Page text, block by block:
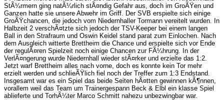
StÃ¼rmern ging natÃ¼rlich stÃ¤ndig Gefahr aus, doch im GroÃŸen und
Ganzen hatte sie unsere Abwehr im Griff. Der SVB erspielte sich einige
GroÃŸchancen, die jedoch vom Niedernhaller Tormann vereitelt wurden. In
Halbzeit 2 verschÃ¤tzte sich jedoch der TSV-Keeper bei einem langen
Ball in den Strafraum und Oswin Keidel stand parat zum Einlochen. Nach
dem Ausgleich witterte Brettheim die Chance und erspielte sich vor Ende
der regulÃ¤ren Spielzeit noch einige Chancen zur FÃ¼hrung. In der
VerlÃ¤ngerung wurde Niedernhall wieder stÃ¤rker und erzielte das 1:2.
Jetzt warf Brettheim alles nach vorne, doch es konnte kein Tor mehr
erzielt werden und schlieÃŸlich fiel noch der Treffer zum 1:3 Endstand.
Insgesamt war es ein Spiel das beide Seiten hÃ¤tten gewinnen kÃ¶nnen,
vorallem weil das Team um Trainergespann Beck & Elbl ein klasse Spiel
ablieferte und TorhÃ¼ter Marco Schmitt nahezu unbezwingbar war.